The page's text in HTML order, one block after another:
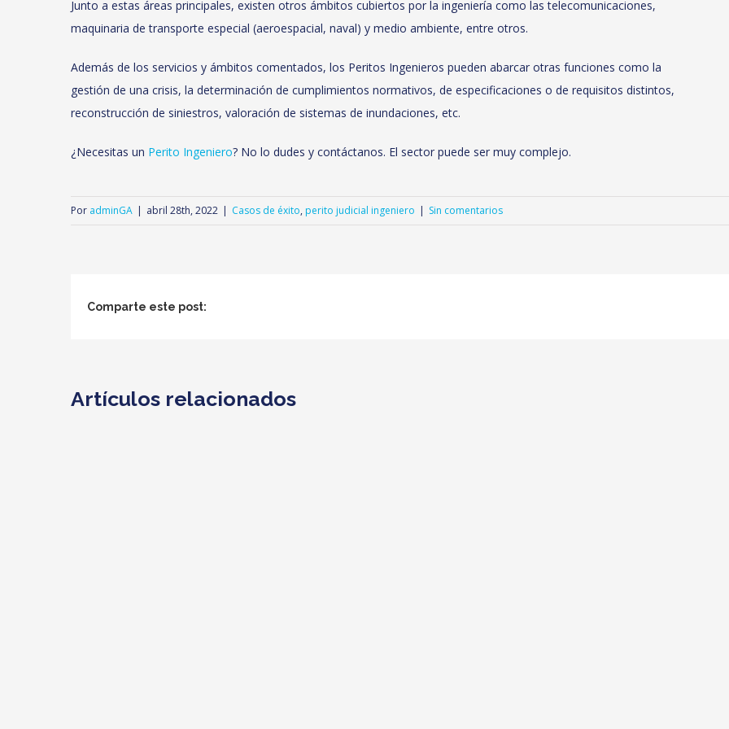
Junto a estas áreas principales, existen otros ámbitos cubiertos por la ingeniería como las telecomunicaciones,
maquinaria de transporte especial (aeroespacial, naval) y medio ambiente, entre otros.
Además de los servicios y ámbitos comentados, los Peritos Ingenieros pueden abarcar otras funciones como la
gestión de una crisis, la determinación de cumplimientos normativos, de especificaciones o de requisitos distintos,
reconstrucción de siniestros, valoración de sistemas de inundaciones, etc.
¿Necesitas un Perito Ingeniero? No lo dudes y contáctanos. El sector puede ser muy complejo.
Por adminGA | abril 28th, 2022 | Casos de éxito, perito judicial ingeniero | Sin comentarios
Comparte este post:
Artículos relacionados